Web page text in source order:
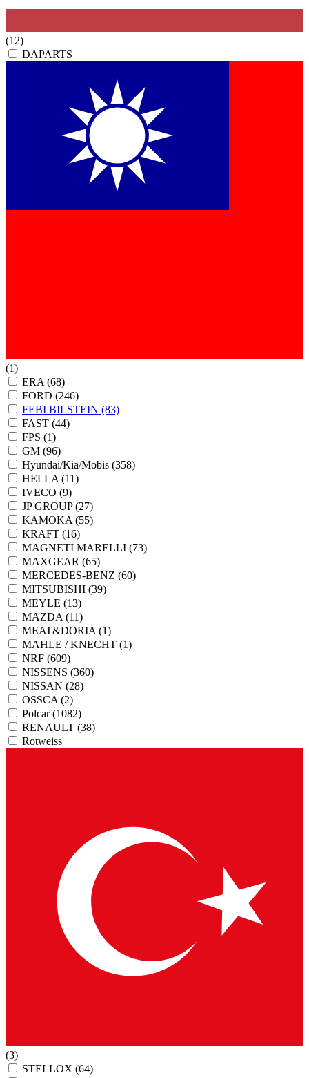
(12)
DAPARTS
(1)
ERA (68)
FORD (246)
FEBI BILSTEIN (83)
FAST (44)
FPS (1)
GM (96)
Hyundai/Kia/Mobis (358)
HELLA (11)
IVECO (9)
JP GROUP(27)
KAMOKA (55)
KRAFT (16)
MAGNETI MARELLI (73)
MAXGEAR (65)
MERCEDES-BENZ (60)
MITSUBISHI (39)
MEYLE (13)
MAZDA (11)
MEAT&DORIA (1)
MAHLE / KNECHT (1)
NRF (609)
NISSENS (360)
NISSAN (28)
OSSCA (2)
Polcar(1082)
RENAULT (38)
Rotweiss
(3)
STELLOX (64)